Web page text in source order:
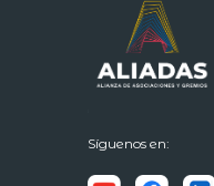
Síguenos en: